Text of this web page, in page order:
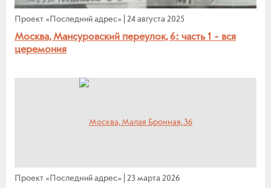
Проект «Последний адрес» 24 августа 2025
Москва, Мансуровский переулок, 6: часть 1 - вся
церемония
Проект «Последний адрес» 23 марта 2026